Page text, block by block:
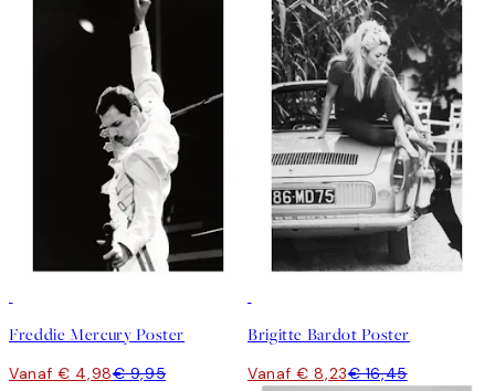
Freddie Mercury Poster
Vanaf € 4,98€ 9,95
Brigitte Bardot Poster
Vanaf € 8,23€ 16,45